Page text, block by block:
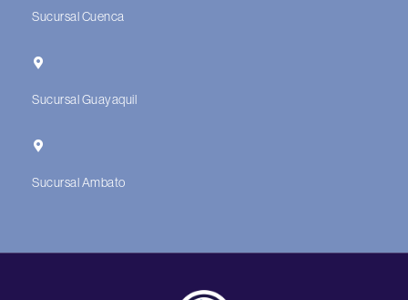
Sucursal Cuenca
Sucursal Guayaquil
Sucursal Ambato